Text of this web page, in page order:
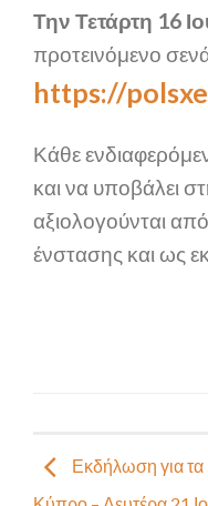
Την Τετάρτη 16
προτεινόμενο
https://
Κάθε
και να υποβάλει
αξιολογούνται
ένστασης και ως
Εκδήλωση για τα